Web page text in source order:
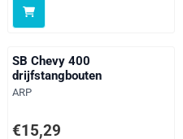
SB Chevy 400
drijfstangbouten
Merk:
ARP
Prijs: 15,29, exclusief btw: 12,64
€15,29